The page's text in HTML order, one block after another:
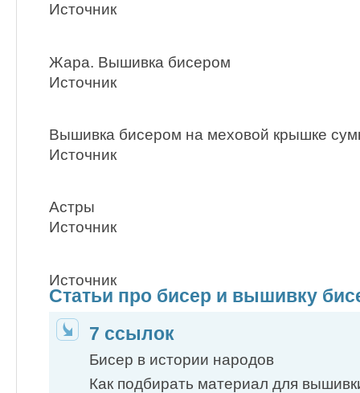
Источник
Жара. Вышивка бисером
Источник
Вышивка бисером на меховой крышке
Источник
Астры
Источник
Источник
Статьи про бисер и вышивку
7 ссылок
Бисер в истории народов
Как подбирать материал для